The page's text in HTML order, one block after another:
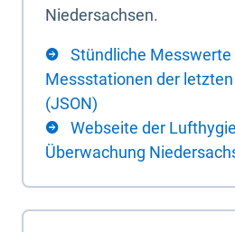
Niedersachsen.
Stündliche Messwerte
Messstationen der letzten
(JSON)
Webseite der
Überwachung